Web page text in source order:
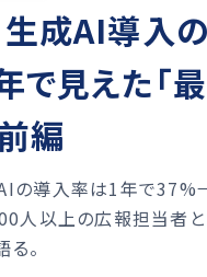
成AI導入の
で見えた「
編
導入率は1年で
人以上の広報担当者
。